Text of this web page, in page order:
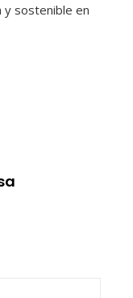
y sostenible en